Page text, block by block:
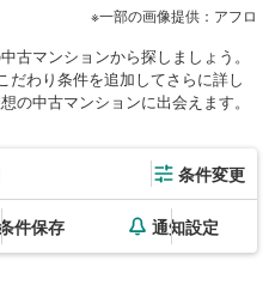
一部の画像提供：アフロ
古マンションから探しましょう。
だわり条件を追加してさらに詳し
の中古マンションに出会えます。
条件変更
件保存 通知設定